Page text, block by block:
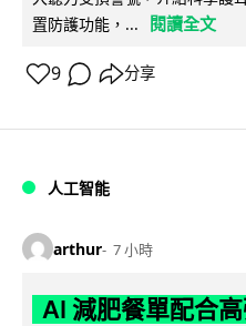
置防護功能，...
閱讀全文
9 分享
人工智能
arthur 7 小時
AI 減肥餐單配合